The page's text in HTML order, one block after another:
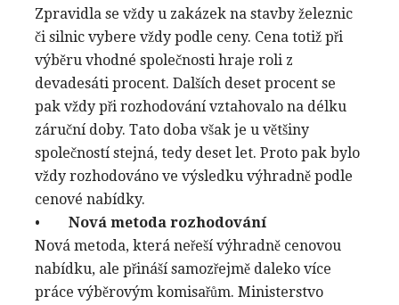
Zpravidla se vždy u zakázek na stavby železnic
či silnic vybere vždy podle ceny. Cena totiž při
výběru vhodné společnosti hraje roli z
devadesáti procent. Dalších deset procent se
pak vždy při rozhodování vztahovalo na délku
záruční doby. Tato doba však je u většiny
společností stejná, tedy deset let. Proto pak bylo
vždy rozhodováno ve výsledku výhradně podle
cenové nabídky.
• Nová metoda rozhodování
Nová metoda, která neřeší výhradně cenovou
nabídku, ale přináší samozřejmě daleko více
práce výběrovým komisařům. Ministerstvo